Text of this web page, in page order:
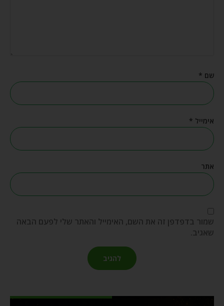
שם *
אימייל *
אתר
שמור בדפדפן זה את השם, האימייל והאתר שלי לפעם הבאה
שאגיב.